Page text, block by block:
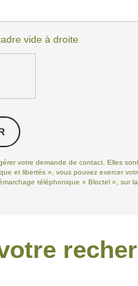
vide à droite
votre demande de contact. Elles
et libertés », vous pouvez exercer
téléphonique « Bloctel », sur